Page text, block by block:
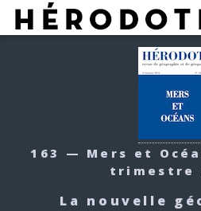
163 — Mers et
trimestre
La nouvelle